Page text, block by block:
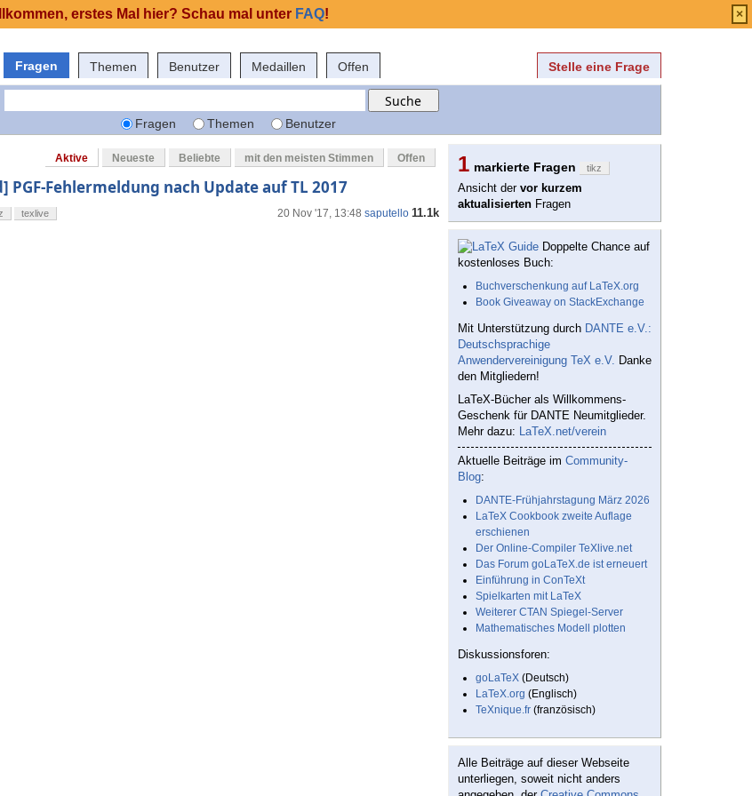
Fragen Themen Benutzer Medaillen Offen Stelle eine Frage
Fragen Themen Benutzer
Aktive Neueste Beliebte mit den meisten Stimmen Offen
PGF-Fehlermeldung nach Update auf TL 2017
20 Nov '17, 13:48 saputello 11.1k
texlive
1 markierte Fragen tikz
Ansicht der vor kurzem
aktualisierten Fragen
Doppelte Chance auf
kostenloses Buch:
Buchverschenkung auf LaTeX.org
Book Giveaway on StackExchange
Mit Unterstützung durch DANTE e.V.:
Deutschsprachige
Anwendervereinigung TeX e.V. Danke
den Mitgliedern!
LaTeX-Bücher als Willkommens-
Geschenk für DANTE Neumitglieder.
Mehr dazu: LaTeX.net/verein
Aktuelle Beiträge im Community-
Blog:
DANTE-Frühjahrstagung März 2026
LaTeX Cookbook zweite Auflage
erschienen
Der Online-Compiler TeXlive.net
Das Forum goLaTeX.de ist erneuert
Einführung in ConTeXt
Spielkarten mit LaTeX
Weiterer CTAN Spiegel-Server
Mathematisches Modell plotten
Diskussionsforen:
goLaTeX (Deutsch)
LaTeX.org (Englisch)
TeXnique.fr (französisch)
Alle Beiträge auf dieser Webseite
unterliegen, soweit nicht anders
erstes Mal hier? Schau mal unter FAQ! ×